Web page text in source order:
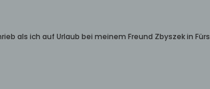
als ich auf Urlaub bei meinem Freund Zbyszek in